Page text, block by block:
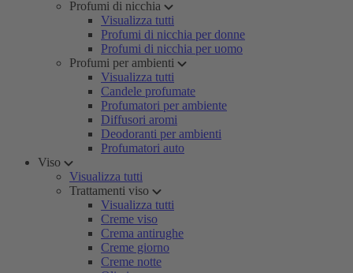
Profumi di nicchia
Visualizza tutti
Profumi di nicchia per donne
Profumi di nicchia per uomo
Profumi per ambienti
Visualizza tutti
Candele profumate
Profumatori per ambiente
Diffusori aromi
Deodoranti per ambienti
Profumatori auto
Viso
Visualizza tutti
Trattamenti viso
Visualizza tutti
Creme viso
Crema antirughe
Creme giorno
Creme notte